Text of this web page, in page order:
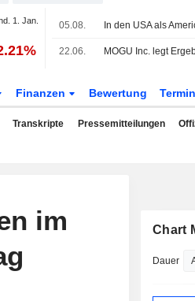
1. Jan. 05.08.
22.06.
Finanzen Bewertung
Transkripte Pressemitteilungen
im
Chart
Dauer